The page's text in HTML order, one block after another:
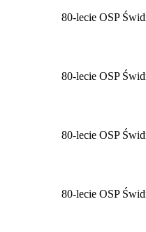
80-lecie OSP
80-lecie OSP
80-lecie OSP
80-lecie OSP